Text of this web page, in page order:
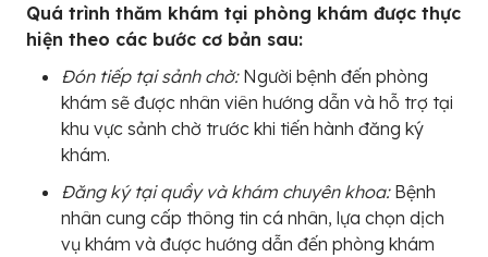
Quá trình thăm khám tại phòng khám được thực
hiện theo các bước cơ bản sau:
Đón tiếp tại sảnh chờ:Người bệnh đến phòng
khám sẽ được nhân viên hướng dẫn và hỗ trợ tại
khu vực sảnh chờ trước khi tiến hành đăng ký
khám.
Đăng ký tại quầy và khám chuyên khoa:Bệnh
nhân cung cấp thông tin cá nhân, lựa chọn dịch
vụ khám và được hướng dẫn đến phòng khám